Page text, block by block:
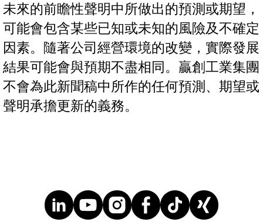
未來的前瞻性聲明中所做出的預測或期望，
可能會包含某些已知或未知的風險及不確定
因素。隨著公司經營環境的改變，實際發展
結果可能會與預期不盡相同。贏創工業集團
不會為此新聞稿中所作的任何預測、期望或
聲明承擔更新的義務。